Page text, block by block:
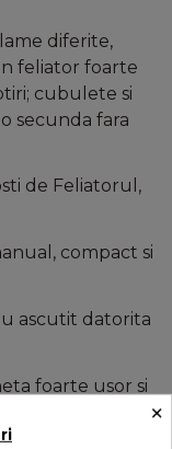
diferite,
feliator foarte
cubulete si
secunda fara
de Feliatorul,
compact si
ascutit datorita
foarte usor si
×